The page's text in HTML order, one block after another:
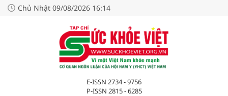
Chủ Nhật 09/08/2026 16:14
E-ISSN 2734 - 9756
P-ISSN 2815 - 6285